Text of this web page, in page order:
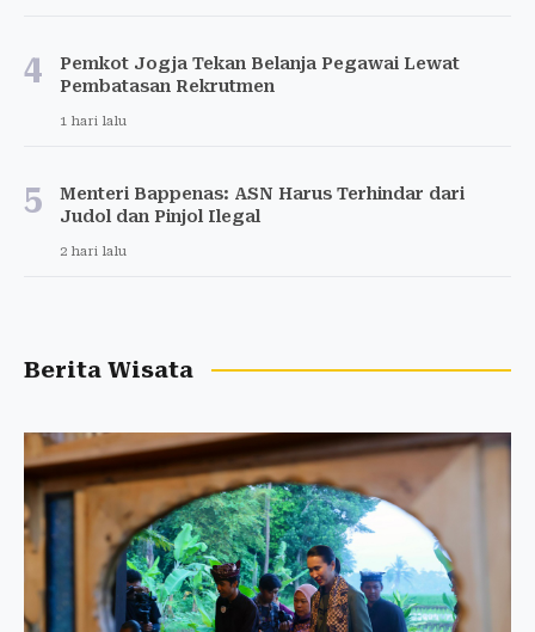
4
Pemkot Jogja Tekan Belanja Pegawai Lewat
Pembatasan Rekrutmen
1 hari lalu
5
Menteri Bappenas: ASN Harus Terhindar dari
Judol dan Pinjol Ilegal
2 hari lalu
Berita Wisata